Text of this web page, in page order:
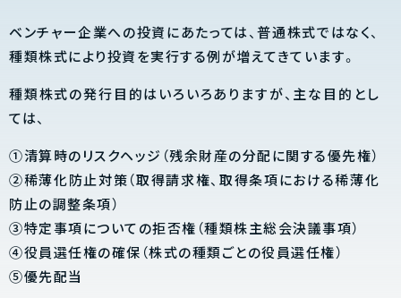
ベンチャー企業への投資にあたっては、普通株式ではなく、
種類株式により投資を実行する例が増えてきています。
種類株式の発行目的はいろいろありますが、主な目的とし
ては、
①清算時のリスクヘッジ（残余財産の分配に関する優先権）
②稀薄化防止対策（取得請求権、取得条項における稀薄化
防止の調整条項）
③特定事項についての拒否権（種類株主総会決議事項）
④役員選任権の確保（株式の種類ごとの役員選任権）
⑤優先配当